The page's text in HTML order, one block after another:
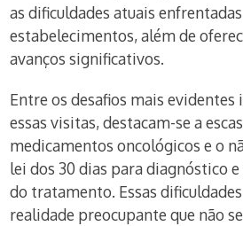
as dificuldades atuais
estabelecimentos, além de
avanços significativos.
Entre os desafios mais
essas visitas, destacam-se a
medicamentos oncológicos e o
lei dos 30 dias para diagnóstico
do tratamento. Essas
realidade preocupante que não